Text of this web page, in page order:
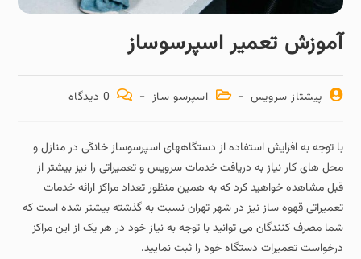
آموزش تعمیر اسپرسوساز
پیشتاز سرویس اسپرسو ساز 0 دیدگاه
با توجه به افزایش استفاده از دستگاههای اسپرسوساز خانگی در منازل و
محل های کار نیاز به دریافت خدمات سرویس و تعمیراتی را نیز بیشتر از
قبل مشاهده خواهید کرد که به همین منظور تعداد مراکز ارائه خدمات
تعمیراتی قهوه ساز نیز در شهر تهران نسبت به گذشته بیشتر شده است که
شما مصرف کنندگان می توانید با توجه به نیاز خود در هر یک از این مراکز
درخواست تعمیرات دستگاه خود را ثبت نمایید.